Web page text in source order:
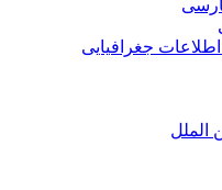
جغرافیایی
الملل